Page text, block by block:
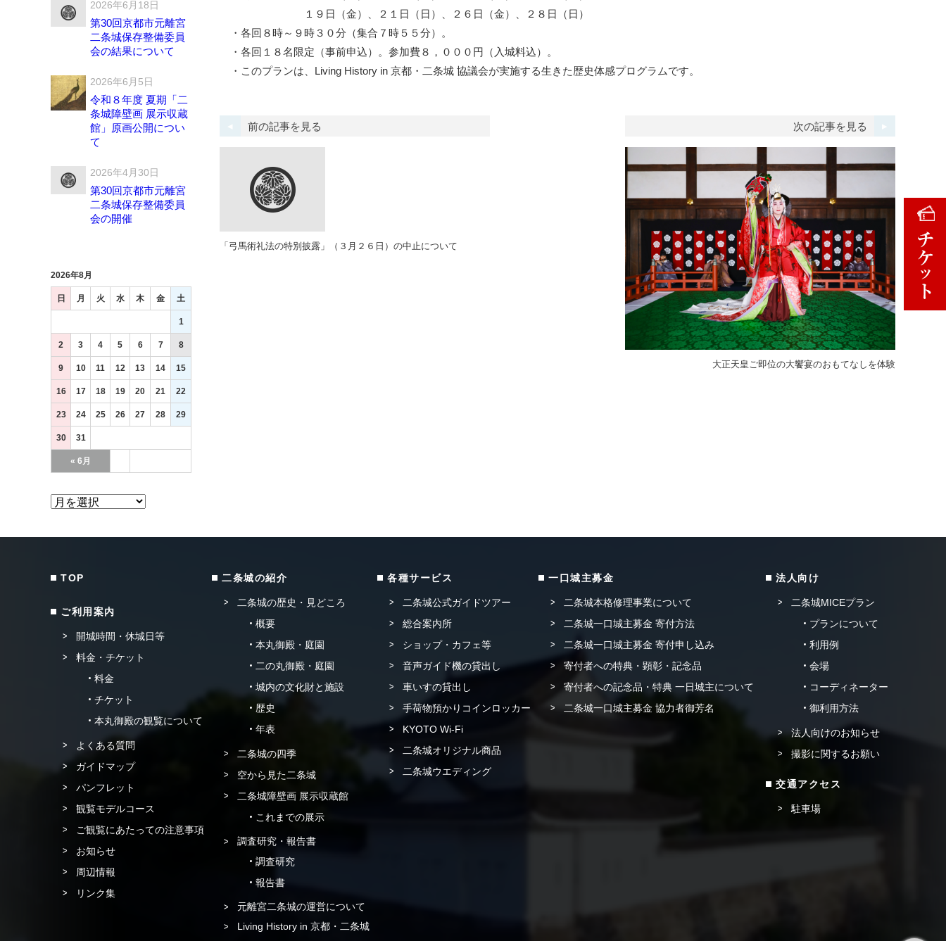
１９日（金）、２１日（日）、２６日（金）、２８日（日）
・各回８時～９時３０分（集合７時５５分）。
・各回１８名限定（事前申込）。参加費８，０００円（入城料込）。
・このプランは、Living History in 京都・二条城 協議会が実施する生きた歴史体感プログラムです。
前の記事を見る
「弓馬術礼法の特別披露」（３月２６日）の中止について
次の記事を見る
大正天皇ご即位の大饗宴のおもてなしを体験
2026年6月18日
第30回京都市元離宮
二条城保存整備委員
会の結果について
2026年6月5日
令和８年度 夏期「二
条城障壁画 展示収蔵
館」原画公開につい
て
2026年4月30日
第30回京都市元離宮
二条城保存整備委員
会の開催
2026年8月
日 月 火 水 木 金 土
« 6月
1
2 3 4 5 6 7 8
9 10 11 12 13 14 15
16 17 18 19 20 21 22
23 24 25 26 27 28 29
30 31
TOP
ご利用案内
開城時間・休城日等
料金・チケット
料金
チケット
本丸御殿の観覧について
よくある質問
ガイドマップ
パンフレット
観覧モデルコース
ご観覧にあたっての注意事項
お知らせ
周辺情報
リンク集
二条城の紹介
二条城の歴史・見どころ
概要
本丸御殿・庭園
二の丸御殿・庭園
城内の文化財と施設
歴史
年表
二条城の四季
空から見た二条城
二条城障壁画 展示収蔵館
これまでの展示
調査研究・報告書
調査研究
報告書
元離宮二条城の運営について
Living History in 京都・二条城
各種サービス
二条城公式ガイドツアー
総合案内所
ショップ・カフェ等
音声ガイド機の貸出し
車いすの貸出し
手荷物預かりコインロッカー
KYOTO Wi-Fi
二条城オリジナル商品
二条城ウエディング
一口城主募金
二条城本格修理事業について
二条城一口城主募金 寄付方法
二条城一口城主募金 寄付申し込み
寄付者への特典・顕彰・記念品
寄付者への記念品・特典 一日城主について
二条城一口城主募金 協力者御芳名
法人向け
二条城MICEプラン
プランについて
利用例
会場
コーディネーター
御利用方法
法人向けのお知らせ
撮影に関するお願い
交通アクセス
駐車場